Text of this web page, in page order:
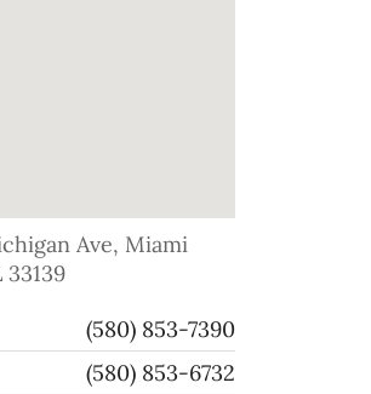
Ave, Miami
33139
(580) 853-7390
(580) 853-6732